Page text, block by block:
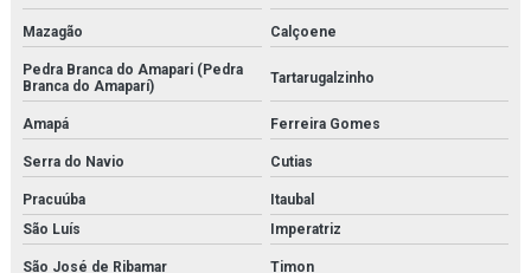
Valvula balanceadora
Válvula de controle de pressão
Válvula de controle de temperatura
Válvula independente de pressão
Válvula proporcional
Variador de frequência
Mazagão Calçoene
Pedra Branca do Amapari (Pedra
Branca do Amaparí)
Tartarugalzinho
Amapá Ferreira Gomes
Serra do Navio Cutias
Pracuúba
Itaubal
São Luís
Imperatriz
São José de Ribamar Timon